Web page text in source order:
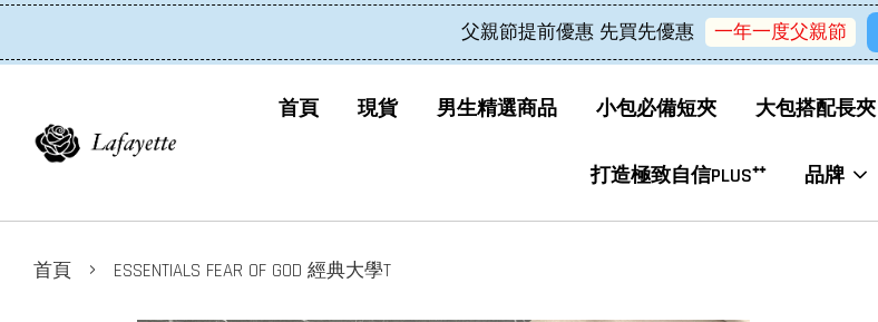
父親節提前優惠 先買先優惠 一年一度父親節
首頁 現貨 男生精選商品 小包必備短夾 大包搭配長夾
打造極致自信PLUS⁺⁺ 品牌
首頁 › ESSENTIALS FEAR OF GOD 經典大學T